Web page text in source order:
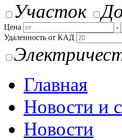
Участок
Цена -
Удаленность от КАД
Главная
Новости и
Новости